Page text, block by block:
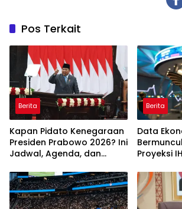
Pos Terkait
Berita
Kapan Pidato Kenegaraan
Presiden Prabowo 2026? Ini
Jadwal, Agenda, dan
Berita
Data
Proyeksi